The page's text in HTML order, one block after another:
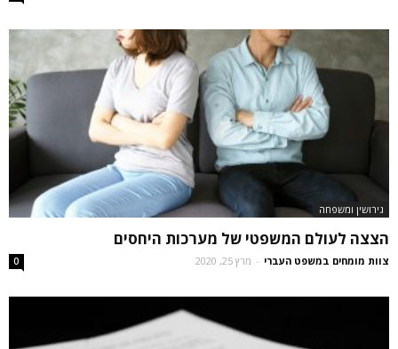
גירושין ומשפחה
הצצה לעולם המשפטי של מערכות היחסים
צוות מומחים במשפט העברי - מרץ 25, 2020 0